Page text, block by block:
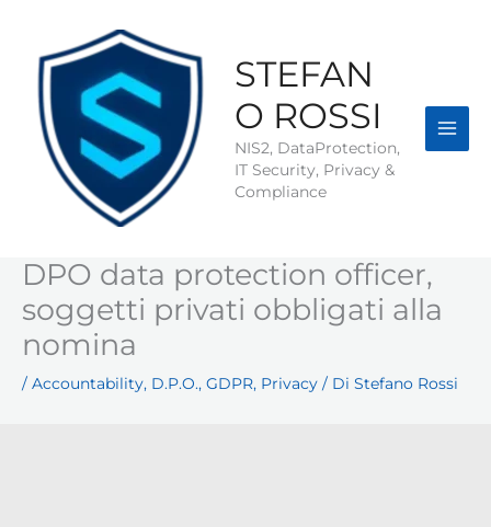
contenuto
STEFAN
O ROSSI
NIS2, DataProtection,
IT Security, Privacy &
Compliance
DPO data protection officer,
soggetti privati obbligati alla
nomina
/ Accountability, D.P.O., GDPR, Privacy / Di Stefano Rossi